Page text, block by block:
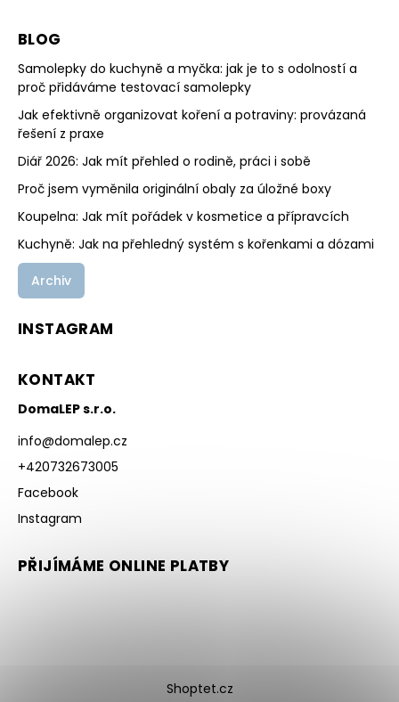
BLOG
Samolepky do kuchyně a myčka: jak je to s odolností a
proč přidáváme testovací samolepky
Jak efektivně organizovat koření a potraviny: provázaná
řešení z praxe
Diář 2026: Jak mít přehled o rodině, práci i sobě
Proč jsem vyměnila originální obaly za úložné boxy
Koupelna: Jak mít pořádek v kosmetice a přípravcích
Kuchyně: Jak na přehledný systém s kořenkami a dózami
Archiv
INSTAGRAM
KONTAKT
DomaLEP s.r.o.
info@domalep.cz
+420732673005
Facebook
Instagram
PŘIJÍMÁME ONLINE PLATBY
Shoptet.cz